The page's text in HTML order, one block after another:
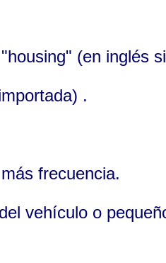
(en inglés
.
frecuencia.
vehículo o